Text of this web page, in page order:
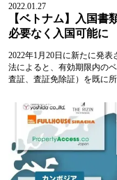
2022.01.27
【ベトナム】入国書
必要なく入国可能に
2022年1月20日に新たに発
法によると、有効期限内の
査証、査証免除証）を既に